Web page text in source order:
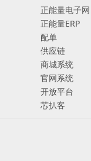
正能量电子网
正能量ERP
配单
供应链
商城系统
官网系统
开放平台
芯扒客